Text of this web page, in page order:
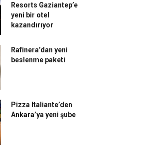
Resorts Gaziantep’e
yeni bir otel
kazandırıyor
Rafinera’dan yeni
beslenme paketi
Pizza Italiante’den
Ankara’ya yeni şube